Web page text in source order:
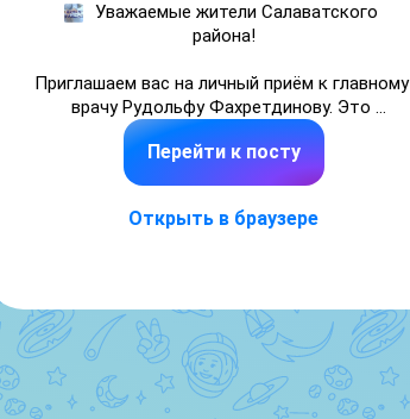
Уважаемые жители Салаватского
района!
Приглашаем вас на личный приём к главному
врачу Рудольфу Фахретдинову. Это
отличная возможность задать
интересующие вопросы, обсудить проблемы
здравоохранения в районе и получить
обслуживанию.
приёмы граждан еженедельно по пятницам.
Дата: каждая пятница.
Время: с 16:00.
Место приема: с. Малояз, ул. 60 лет СССР, 6,
Перейти к посту
Открыть в браузере